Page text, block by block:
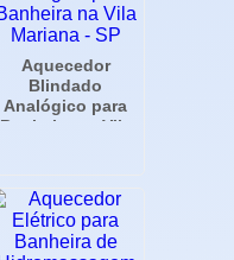
Aquecedor
Blindado
Analógico para
Banheira na Vila